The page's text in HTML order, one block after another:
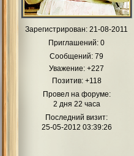
Зарегистрирован: 21-08-2011
Приглашений: 0
Сообщений: 79
Уважение: +227
Позитив: +118
Провел на форуме:
2 дня 22 часа
Последний визит:
25-05-2012 03:39:26